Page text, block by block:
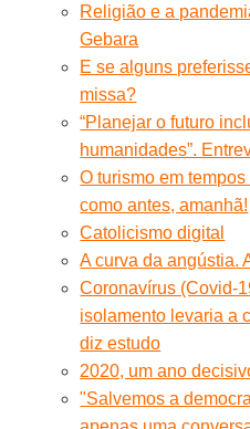
Religião e a
Gebara
E se alguns
missa?
“Planejar o futuro
humanidades”.
O turismo em
como antes, amanhã!
Catolicismo digital
A curva da angústia.
Coronavírus (Covid-
isolamento levaria a
diz estudo
2020, um ano
"Salvemos a